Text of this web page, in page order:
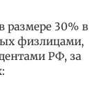
размере 30% в
физлицами,
РФ, за